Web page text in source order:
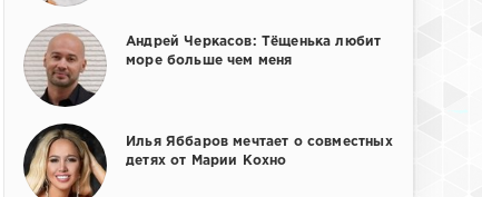
Андрей Черкасов: Тёщенька любит
море больше чем меня
Илья Яббаров мечтает о совместных
детях от Марии Кохно